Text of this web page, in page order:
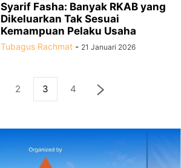
Syarif Fasha: Banyak RKAB yang
Dikeluarkan Tak Sesuai
Kemampuan Pelaku Usaha
Tubagus Rachmat - 21 Januari 2026
2 3 4